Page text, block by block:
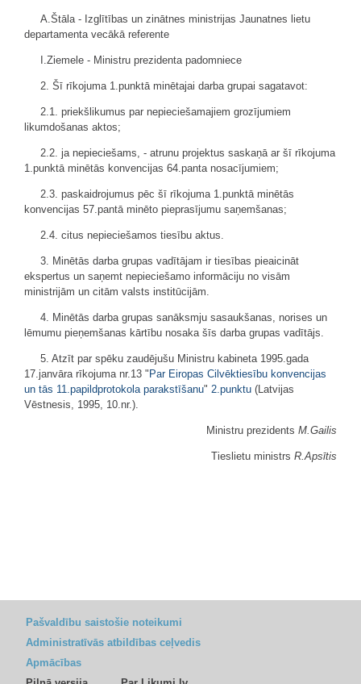
A.Štāla - Izglītības un zinātnes ministrijas Jaunatnes lietu
departamenta vecākā referente
I.Ziemele - Ministru prezidenta padomniece
2. Šī rīkojuma 1.punktā minētajai darba grupai sagatavot:
2.1. priekšlikumus par nepieciešamajiem grozījumiem
likumdošanas aktos;
2.2. ja nepieciešams, - atrunu projektus saskaņā ar šī rīkojuma
1.punktā minētās konvencijas 64.panta nosacījumiem;
2.3. paskaidrojumus pēc šī rīkojuma 1.punktā minētās
konvencijas 57.pantā minēto pieprasījumu saņemšanas;
2.4. citus nepieciešamos tiesību aktus.
3. Minētās darba grupas vadītājam ir tiesības pieaicināt
ekspertus un saņemt nepieciešamo informāciju no visām
ministrijām un citām valsts institūcijām.
4. Minētās darba grupas sanāksmju sasaukšanas, norises un
lēmumu pieņemšanas kārtību nosaka šīs darba grupas vadītājs.
5. Atzīt par spēku zaudējušu Ministru kabineta 1995.gada
17.janvāra rīkojuma nr.13 " Par Eiropas Cilvēktiesību konvencijas
un tās 11.papildprotokola parakstīšanu" 2.punktu (Latvijas
Vēstnesis, 1995, 10.nr.).
Ministru prezidents M.Gailis
Tieslietu ministrs R.Apsītis
Pašvaldību saistošie noteikumi
Administratīvās atbildības ceļvedis
Apmācības